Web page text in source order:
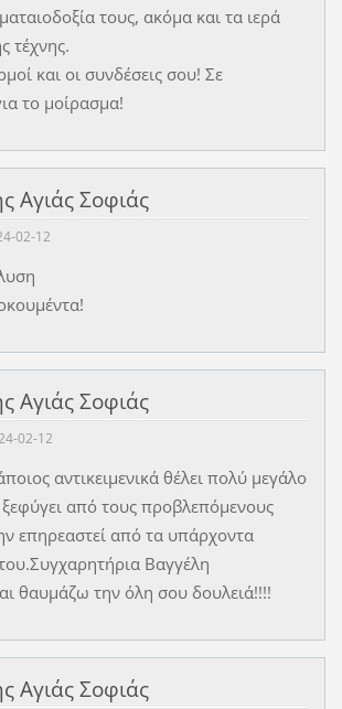
τους, ακόμα και τα ιερά
τέχνης.
και οι συνδέσεις σου! Σε
το μοίρασμα!
Αγιάς Σοφιάς
02-12
Αγιάς Σοφιάς
02-12
αντικειμενικά θέλει πολύ μεγάλο
από τους προβλεπόμενους
επηρεαστεί από τα υπάρχοντα
Βαγγέλη
θαυμάζω την όλη σου δουλειά!!!!
Αγιάς Σοφιάς